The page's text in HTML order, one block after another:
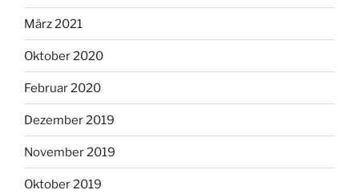
März 2021
Oktober 2020
Februar 2020
Dezember 2019
November 2019
Oktober 2019